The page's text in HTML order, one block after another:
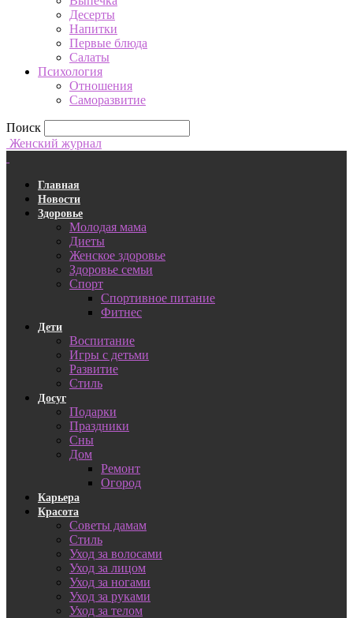
Десерты
Напитки
Первые блюда
Салаты
Психология
Отношения
Саморазвитие
Поиск
Женский журнал
Главная
Новости
Здоровье
Молодая мама
Диеты
Женское здоровье
Здоровье семьи
Спорт
Спортивное питание
Фитнес
Дети
Воспитание
Игры с детьми
Развитие
Стиль
Досуг
Подарки
Праздники
Сны
Дом
Ремонт
Огород
Карьера
Красота
Советы дамам
Стиль
Уход за волосами
Уход за лицом
Уход за ногами
Уход за руками
Уход за телом